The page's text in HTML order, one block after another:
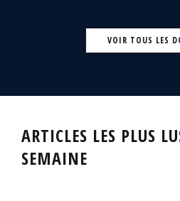
VOIR TOUS LES
ARTICLES LES PLUS
SEMAINE